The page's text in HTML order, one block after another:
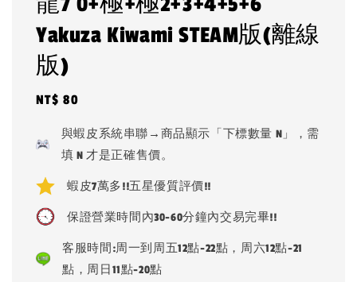
Yakuza Kiwami STEAM版(離線
版)
Regular
NT$ 80
與蝦皮系統串聯→商品顯示「下標數量 N」，需
填 N 才是正確售價。
蝦皮7萬多!!五星優質評價!!
保證營業時間內30-60分鐘內交易完畢!!
客服時間:周一到周五12點-22點，周六12點-21
點，周日11點-20點